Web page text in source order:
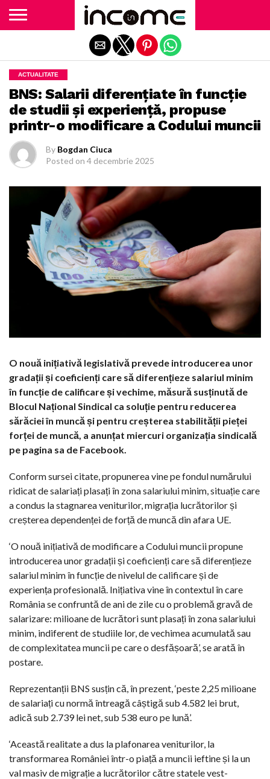
ACTUALITATE
BNS: Salarii diferențiate în funcție
de studii și experiență, propuse
printr-o modificare a Codului muncii
By Bogdan Ciuca
Posted on 4 decembrie 2025
O nouă inițiativă legislativă prevede introducerea unor
gradații și coeficienți care să diferențieze salariul minim
în funcție de calificare și vechime, măsură susținută de
Blocul Național Sindical ca soluție pentru reducerea
sărăciei în muncă și pentru creșterea stabilității pieței
forței de muncă, a anunțat miercuri organizația sindicală
pe pagina sa de Facebook.
Conform sursei citate, propunerea vine pe fondul numărului
ridicat de salariați plasați în zona salariului minim, situație care
a condus la stagnarea veniturilor, migrația lucrătorilor și
creșterea dependenței de forță de muncă din afara UE.
‘O nouă inițiativă de modificare a Codului muncii propune
introducerea unor gradații și coeficienți care să diferențieze
salariul minim în funcție de nivelul de calificare și de
experiența profesională. Inițiativa vine în contextul în care
România se confruntă de ani de zile cu o problemă gravă de
salarizare: milioane de lucrători sunt plasați în zona salariului
minim, indiferent de studiile lor, de vechimea acumulată sau
de complexitatea muncii pe care o desfășoară’, se arată în
postare.
Reprezentanții BNS susțin că, în prezent, ‘peste 2,25 milioane
de salariați cu normă întreagă câștigă sub 4.582 lei brut,
adică sub 2.739 lei net, sub 538 euro pe lună’.
‘Această realitate a dus la plafonarea veniturilor, la
transformarea României într-o piață a muncii ieftine și la un
val masiv de migrație a lucrătorilor către statele vest-
Exit mobile version